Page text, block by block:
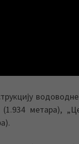
метара),